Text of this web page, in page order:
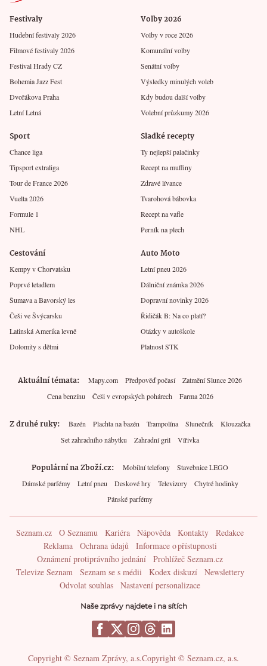
Festivaly
Hudební festivaly 2026
Filmové festivaly 2026
Festival Hrady CZ
Bohemia Jazz Fest
Dvořákova Praha
Letní Letná
Volby 2026
Volby v roce 2026
Komunální volby
Senátní volby
Výsledky minulých voleb
Kdy budou další volby
Volební průzkumy 2026
Sport
Chance liga
Tipsport extraliga
Tour de France 2026
Vuelta 2026
Formule 1
NHL
Sladké recepty
Ty nejlepší palačinky
Recept na muffiny
Zdravé lívance
Tvarohová bábovka
Recept na vafle
Perník na plech
Cestování
Kempy v Chorvatsku
Poprvé letadlem
Šumava a Bavorský les
Češi ve Švýcarsku
Latinská Amerika levně
Dolomity s dětmi
Auto Moto
Letní pneu 2026
Dálniční známka 2026
Dopravní novinky 2026
Řidičák B: Na co platí?
Otázky v autoškole
Platnost STK
Aktuální témata Mapy.com Předpověď počasí
Zatmění Slunce 2026
Cena benzínu
Češi v evropských pohárech Farma 2026
Z druhé ruky Bazén Plachta na bazén Trampolína Slunečník
Klouzačka
Set zahradního nábytku
Zahradní gril Vířivka
Populární na Zboží.cz Mobilní telefony
Stavebnice LEGO
Dámské parfémy
Letní pneu Deskové hry Televizory
Chytré hodinky
Pánské parfémy
Seznam.cz O Seznamu Kariéra Nápověda Kontakty
Redakce
Reklama
Ochrana údajů
Informace o přístupnosti
Oznámení protiprávního jednání
Prohlížeč Seznam.cz
Televize Seznam
Seznam se s médii Kodex diskuzí
Newslettery
Odvolat souhlas
Nastavení personalizace
Naše zprávy najdete i na sítích
Copyright © Seznam Zprávy, a.s.Copyright © Seznam.cz, a.s.